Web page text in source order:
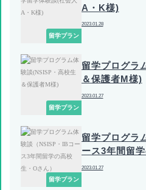
留学プラン
A・K様)
2023.01.28
留学プラン
留学プログラ
＆保護者M様)
2023.01.27
留学プラン
留学プログラ
ース3年間留
2023.01.27